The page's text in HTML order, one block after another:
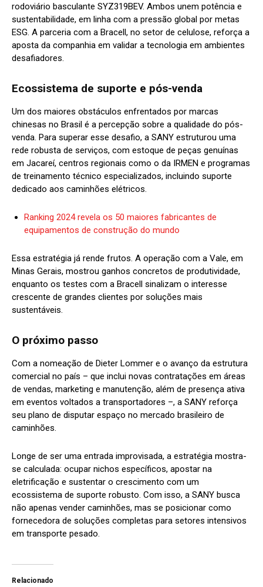
rodoviário basculante SYZ319BEV. Ambos unem potência e
sustentabilidade, em linha com a pressão global por metas
ESG. A parceria com a Bracell, no setor de celulose, reforça a
aposta da companhia em validar a tecnologia em ambientes
desafiadores.
Ecossistema de suporte e pós-venda
Um dos maiores obstáculos enfrentados por marcas
chinesas no Brasil é a percepção sobre a qualidade do pós-
venda. Para superar esse desafio, a SANY estruturou uma
rede robusta de serviços, com estoque de peças genuínas
em Jacareí, centros regionais como o da IRMEN e programas
de treinamento técnico especializados, incluindo suporte
dedicado aos caminhões elétricos.
Ranking 2024 revela os 50 maiores fabricantes de
equipamentos de construção do mundo
Essa estratégia já rende frutos. A operação com a Vale, em
Minas Gerais, mostrou ganhos concretos de produtividade,
enquanto os testes com a Bracell sinalizam o interesse
crescente de grandes clientes por soluções mais
sustentáveis.
O próximo passo
Com a nomeação de Dieter Lommer e o avanço da estrutura
comercial no país – que inclui novas contratações em áreas
de vendas, marketing e manutenção, além de presença ativa
em eventos voltados a transportadores –, a SANY reforça
seu plano de disputar espaço no mercado brasileiro de
caminhões.
Longe de ser uma entrada improvisada, a estratégia mostra-
se calculada: ocupar nichos específicos, apostar na
eletrificação e sustentar o crescimento com um
ecossistema de suporte robusto. Com isso, a SANY busca
não apenas vender caminhões, mas se posicionar como
fornecedora de soluções completas para setores intensivos
em transporte pesado.
Relacionado